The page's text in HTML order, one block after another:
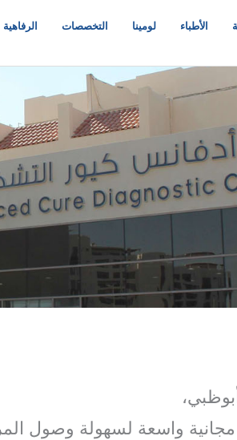
الأطباء لومينا التخصصات الرفاهية
واسعة لسهولة وصول